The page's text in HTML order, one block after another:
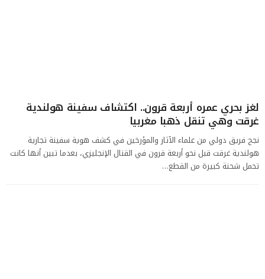
لغز بحري عمره أربعة قرون.. اكتشاف سفينة هولندية
غرقت وهي تنقل ذهبا مغربيا
نجح فريق دولي من علماء الآثار والمؤرخين في كشف هوية سفينة تجارية
هولندية غرقت قبل نحو أربعة قرون في القنال الإنجليزي، بعدما تبين أنها كانت
تحمل شحنة كبيرة من القطع…